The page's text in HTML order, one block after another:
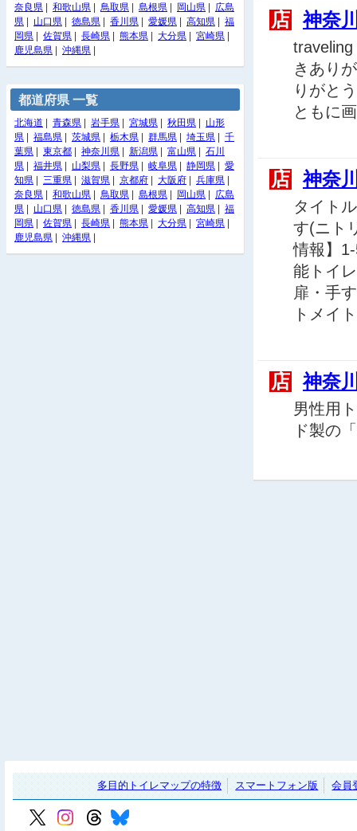
店 神奈
きあり
りがと
ともに
店 神奈
タイト
す(ニト
情報】
能トイ
扉・手
トメイ
店 神奈
男性用
ド製の
奈良県
和歌山県 鳥取県 島根県 岡山県
広島
県
山口県 徳島県 香川県 愛媛県 高知県
福
岡県
佐賀県 長崎県 熊本県 大分県 宮崎県
鹿児島県
沖縄県
都道府県 一覧
北海道 | 青森県 | 岩手県 | 宮城県 | 秋田県 | 山形
県 | 福島県 | 茨城県 | 栃木県 | 群馬県 | 埼玉県 | 千
葉県 | 東京都 | 神奈川県 | 新潟県 | 富山県 | 石川
県 | 福井県 | 山梨県 | 長野県 | 岐阜県 | 静岡県 | 愛
知県 | 三重県 | 滋賀県 | 京都府 | 大阪府 | 兵庫県 |
奈良県 | 和歌山県 | 鳥取県 | 島根県 | 岡山県 | 広島
県 | 山口県 | 徳島県 | 香川県 | 愛媛県 | 高知県 | 福
岡県 | 佐賀県 | 長崎県 | 熊本県 | 大分県 | 宮崎県 |
鹿児島県 | 沖縄県 |
多目的トイレマップの特徴 スマートフォン版 会員